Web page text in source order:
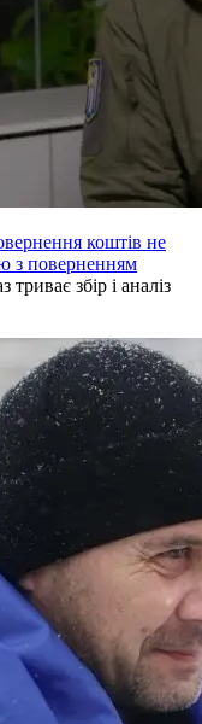
коштів не
з поверненням
триває збір і аналіз